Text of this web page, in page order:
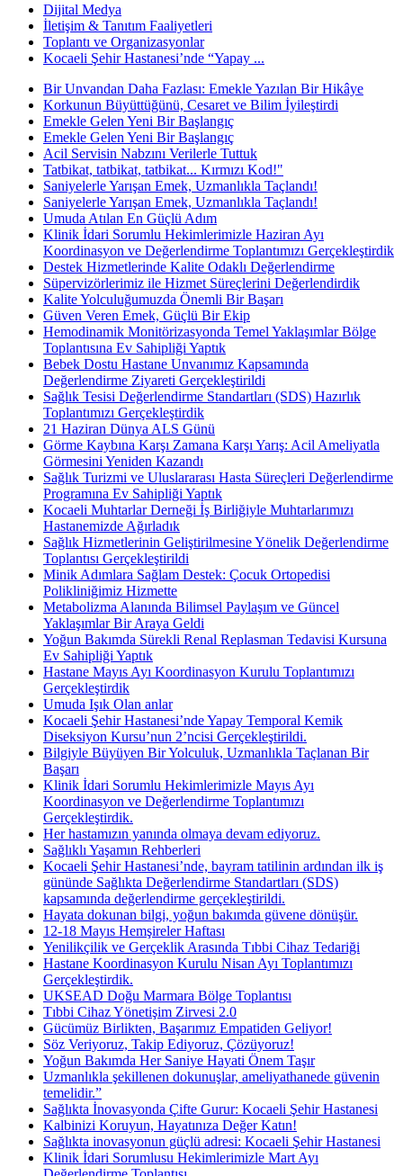
Dijital Medya
İletişim & Tanıtım Faaliyetleri
Toplantı ve Organizasyonlar
Kocaeli Şehir Hastanesi’nde “Yapay ...
Bir Unvandan Daha Fazlası: Emekle Yazılan Bir Hikâye
Korkunun Büyüttüğünü, Cesaret ve Bilim İyileştirdi
Emekle Gelen Yeni Bir Başlangıç
Emekle Gelen Yeni Bir Başlangıç
Acil Servisin Nabzını Verilerle Tuttuk
Tatbikat, tatbikat, tatbikat... Kırmızı Kod!"
Saniyelerle Yarışan Emek, Uzmanlıkla Taçlandı!
Saniyelerle Yarışan Emek, Uzmanlıkla Taçlandı!
Umuda Atılan En Güçlü Adım
Klinik İdari Sorumlu Hekimlerimizle Haziran Ayı
Koordinasyon ve Değerlendirme Toplantımızı Gerçekleştirdik
Destek Hizmetlerinde Kalite Odaklı Değerlendirme
Süpervizörlerimiz ile Hizmet Süreçlerini Değerlendirdik
Kalite Yolculuğumuzda Önemli Bir Başarı
Güven Veren Emek, Güçlü Bir Ekip
Hemodinamik Monitörizasyonda Temel Yaklaşımlar Bölge
Toplantısına Ev Sahipliği Yaptık
Bebek Dostu Hastane Unvanımız Kapsamında
Değerlendirme Ziyareti Gerçekleştirildi
Sağlık Tesisi Değerlendirme Standartları (SDS) Hazırlık
Toplantımızı Gerçekleştirdik
21 Haziran Dünya ALS Günü
Görme Kaybına Karşı Zamana Karşı Yarış: Acil Ameliyatla
Görmesini Yeniden Kazandı
Sağlık Turizmi ve Uluslararası Hasta Süreçleri Değerlendirme
Programına Ev Sahipliği Yaptık
Kocaeli Muhtarlar Derneği İş Birliğiyle Muhtarlarımızı
Hastanemizde Ağırladık
Sağlık Hizmetlerinin Geliştirilmesine Yönelik Değerlendirme
Toplantısı Gerçekleştirildi
Minik Adımlara Sağlam Destek: Çocuk Ortopedisi
Polikliniğimiz Hizmette
Metabolizma Alanında Bilimsel Paylaşım ve Güncel
Yaklaşımlar Bir Araya Geldi
Yoğun Bakımda Sürekli Renal Replasman Tedavisi Kursuna
Ev Sahipliği Yaptık
Hastane Mayıs Ayı Koordinasyon Kurulu Toplantımızı
Gerçekleştirdik
Umuda Işık Olan anlar
Kocaeli Şehir Hastanesi’nde Yapay Temporal Kemik
Diseksiyon Kursu’nun 2’ncisi Gerçekleştirildi.
Bilgiyle Büyüyen Bir Yolculuk, Uzmanlıkla Taçlanan Bir
Başarı
Klinik İdari Sorumlu Hekimlerimizle Mayıs Ayı
Koordinasyon ve Değerlendirme Toplantımızı
Gerçekleştirdik.
Her hastamızın yanında olmaya devam ediyoruz.
Sağlıklı Yaşamın Rehberleri
Kocaeli Şehir Hastanesi’nde, bayram tatilinin ardından ilk iş
gününde Sağlıkta Değerlendirme Standartları (SDS)
kapsamında değerlendirme gerçekleştirildi.
Hayata dokunan bilgi, yoğun bakımda güvene dönüşür.
12-18 Mayıs Hemşireler Haftası
Yenilikçilik ve Gerçeklik Arasında Tıbbi Cihaz Tedariği
Hastane Koordinasyon Kurulu Nisan Ayı Toplantımızı
Gerçekleştirdik.
UKSEAD Doğu Marmara Bölge Toplantısı
Tıbbi Cihaz Yönetişim Zirvesi 2.0
Gücümüz Birlikten, Başarımız Empatiden Geliyor!
Söz Veriyoruz, Takip Ediyoruz, Çözüyoruz!
Yoğun Bakımda Her Saniye Hayati Önem Taşır
Uzmanlıkla şekillenen dokunuşlar, ameliyathanede güvenin
temelidir.”
Sağlıkta İnovasyonda Çifte Gurur: Kocaeli Şehir Hastanesi
Kalbinizi Koruyun, Hayatınıza Değer Katın!
Sağlıkta inovasyonun güçlü adresi: Kocaeli Şehir Hastanesi
Klinik İdari Sorumlusu Hekimlerimizle Mart Ayı